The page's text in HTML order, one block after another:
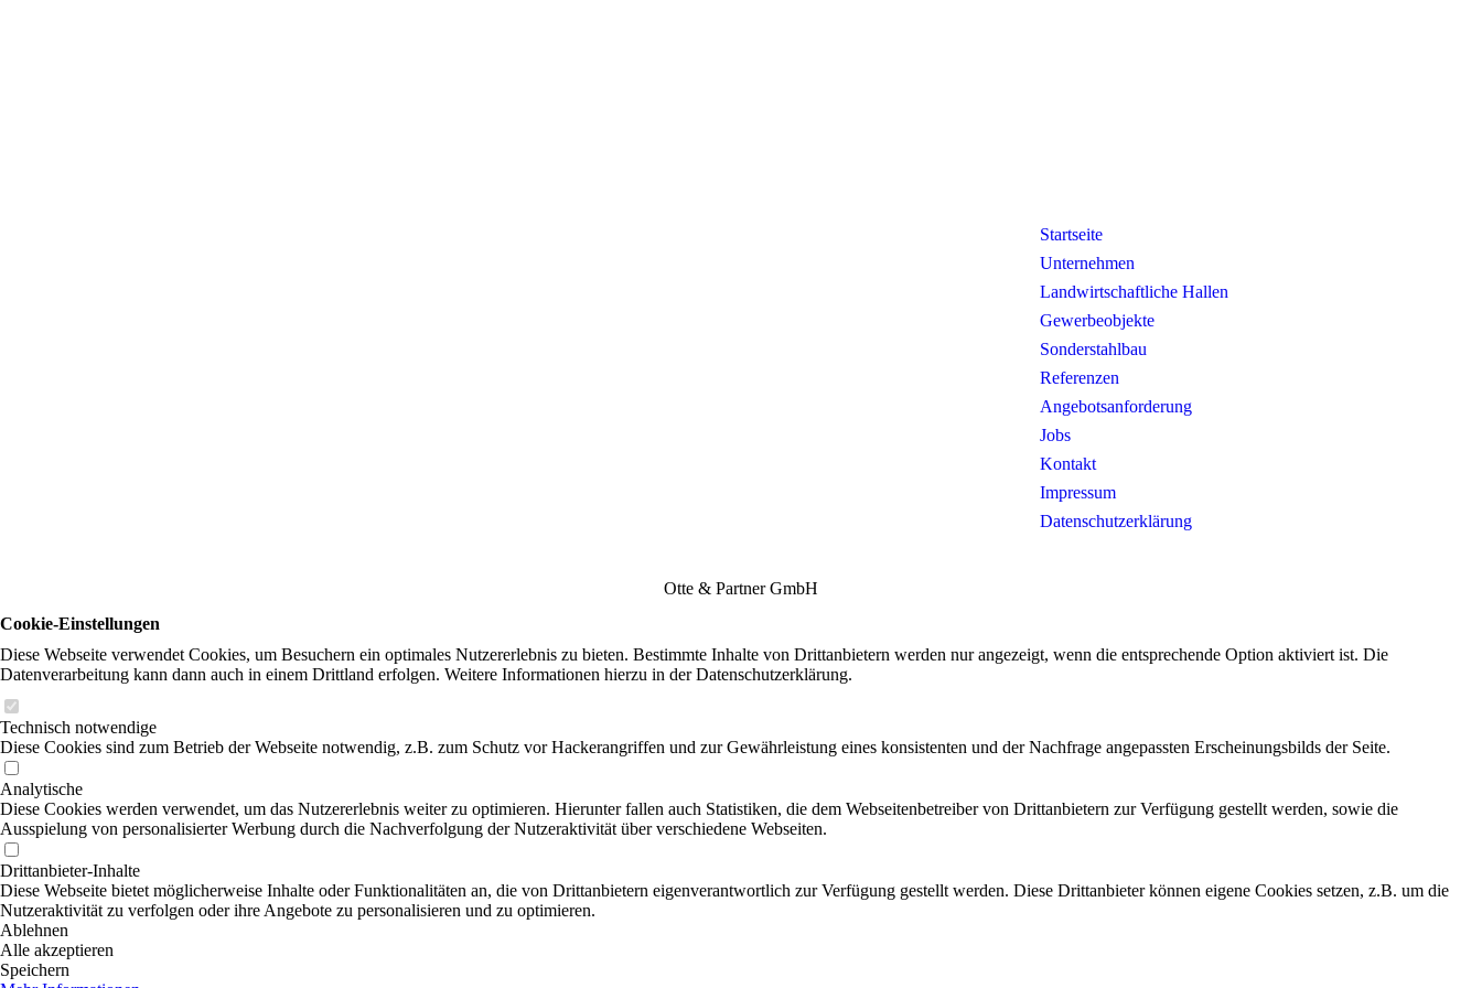
Startseite
Unternehmen
Landwirtschaftliche Hallen
Gewerbeobjekte
Sonderstahlbau
Referenzen
Angebotsanforderung
Jobs
Kontakt
Impressum
Datenschutzerklärung
Otte & Partner GmbH
Cookie-Einstellungen
Diese Webseite verwendet Cookies, um Besuchern ein optimales Nutzererlebnis zu bieten. Bestimmte Inhalte von Drittanbietern werden nur angezeigt, wenn die entsprechende Option aktiviert ist. Die
Datenverarbeitung kann dann auch in einem Drittland erfolgen. Weitere Informationen hierzu in der Datenschutzerklärung.
Technisch notwendige
Diese Cookies sind zum Betrieb der Webseite notwendig, z.B. zum Schutz vor Hackerangriffen und zur Gewährleistung eines konsistenten und der Nachfrage angepassten Erscheinungsbilds der Seite.
Analytische
Diese Cookies werden verwendet, um das Nutzererlebnis weiter zu optimieren. Hierunter fallen auch Statistiken, die dem Webseitenbetreiber von Drittanbietern zur Verfügung gestellt werden, sowie die
Ausspielung von personalisierter Werbung durch die Nachverfolgung der Nutzeraktivität über verschiedene Webseiten.
Drittanbieter-Inhalte
Diese Webseite bietet möglicherweise Inhalte oder Funktionalitäten an, die von Drittanbietern eigenverantwortlich zur Verfügung gestellt werden. Diese Drittanbieter können eigene Cookies setzen, z.B. um die
Nutzeraktivität zu verfolgen oder ihre Angebote zu personalisieren und zu optimieren.
Ablehnen
Alle akzeptieren
Speichern